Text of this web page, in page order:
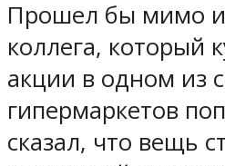
Прошел бы мимо и
коллега, который
акции в одном из
гипермаркетов
сказал, что вещь